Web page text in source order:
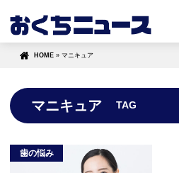
HOME » マニキュア
マニキュア TAG
歯の悩み